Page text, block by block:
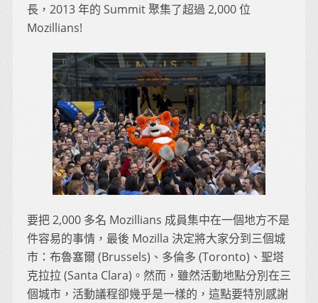
長，2013 年的 Summit 聚集了超過 2,000 位
Mozillians!
要把 2,000 多名 Mozillians 成員集中在一個地方不是
件容易的事情，最後 Mozilla 決定將大家分到三個城
市：布魯塞爾 (Brussels)、多倫多 (Toronto)、聖塔
克拉拉 (Santa Clara)。然而，雖然活動地點分別在三
個城市，活動議程卻幾乎是一樣的，這點要特別感謝